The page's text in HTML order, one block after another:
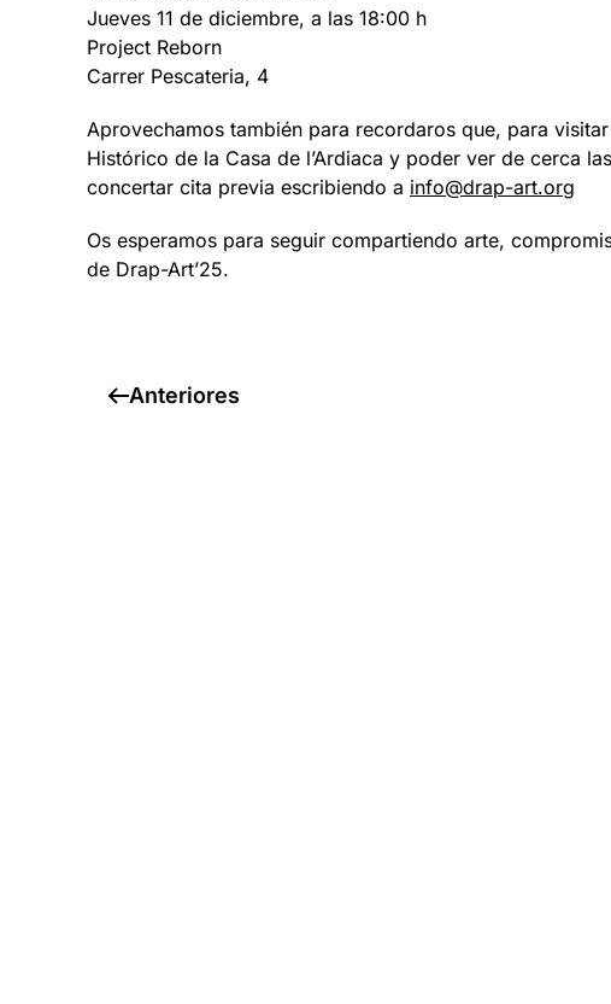
Jueves 11 de diciembre, a las 18:00 h
Project Reborn
Carrer Pescateria, 4
Aprovechamos también para recordaros que, para
Histórico de la Casa de l’Ardiaca y poder ver de cerca
concertar cita previa escribiendo a info@drap-art.org
Os esperamos para seguir compartiendo arte,
de Drap-Art’25.
Anteriores